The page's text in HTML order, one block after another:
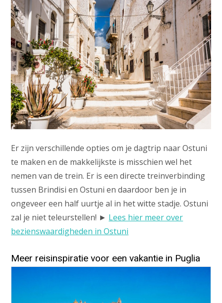
Er zijn verschillende opties om je dagtrip naar Ostuni
te maken en de makkelijkste is misschien wel het
nemen van de trein. Er is een directe treinverbinding
tussen Brindisi en Ostuni en daardoor ben je in
ongeveer een half uurtje al in het witte stadje. Ostuni
zal je niet teleurstellen! ► Lees hier meer over
bezienswaardigheden in Ostuni
Meer reisinspiratie voor een vakantie in Puglia